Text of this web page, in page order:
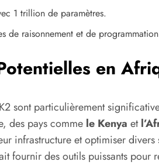
1 trillion de paramètres.
de raisonnement et de
en
sont particulièrement
des pays comme le Kenya et
infrastructure et optimiser divers
fournir des outils puissants pour